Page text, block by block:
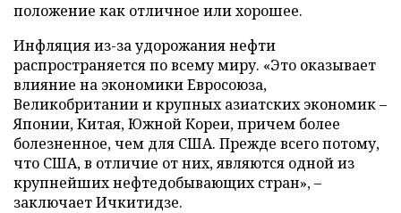
положение как отличное или хорошее.
Инфляция из-за удорожания нефти
распространяется по всему миру. «Это оказывает
влияние на экономики Евросоюза,
Великобритании и крупных азиатских экономик –
Японии, Китая, Южной Кореи, причем более
болезненное, чем для США. Прежде всего потому,
что США, в отличие от них, являются одной из
крупнейших нефтедобывающих стран», –
заключает Ичкитидзе.